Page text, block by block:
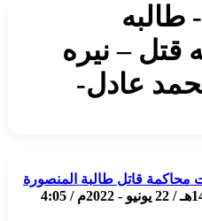
طالبه
قتل – نيره
عادل-
الأربعاء - 23 ذو القعدة - 1443هـ / 22 يونيو - 2022م / 4:05